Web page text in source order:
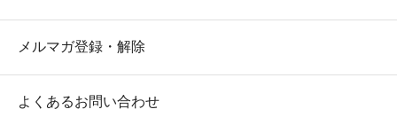
メルマガ登録・解除
よくあるお問い合わせ